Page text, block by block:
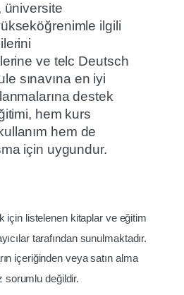
üniversite
ilgili
ve telc Deutsch
sınavına en iyi
destek
hem kurs
hem de
için uygundur.
için listelenen kitaplar ve eğitim
tarafından sunulmaktadır.
içeriğinden veya satın alma
sorumlu değildir.